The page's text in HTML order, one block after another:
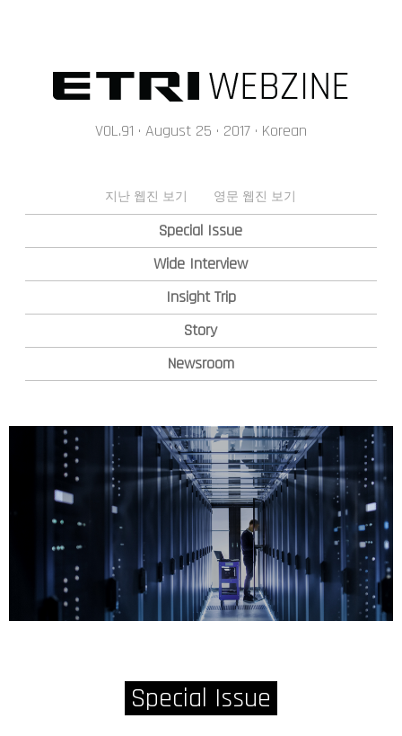
VOL.91 · August 25 · 2017 · Korean
지난 웹진 보기 영문 웹진 보기
Special Issue
Wide Interview
Insight Trip
Story
Newsroom
Special Issue